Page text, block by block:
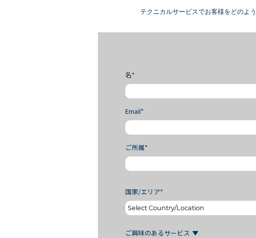
テクニカルサービスでお客様をどのよ
名*
Email*
ご所属*
国家/エリア*
ご興味のあるサービス